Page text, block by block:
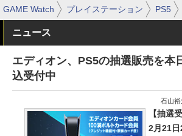
GAME Watch プレイステーション PS5
ニュース
エディオン、PS5の抽選販売を本
込受付中
石山裕
【抽選
2月21